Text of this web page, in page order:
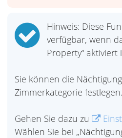
Hinweis: Diese
verfügbar, wenn
Property“ aktiviert
Sie können die
Zimmerkategorie festlegen.
Gehen Sie dazu zu
Wählen Sie bei